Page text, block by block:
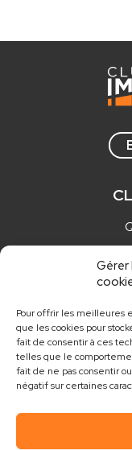
Pour offrir les meilleures
que les cookies pour
fait de consentir à ces
telles que le
fait de ne pas consentir
négatif sur certaines